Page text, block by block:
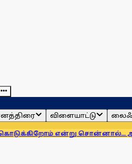
விளையாட்டு
என்று சொன்னால்... ஆர்பிஐ